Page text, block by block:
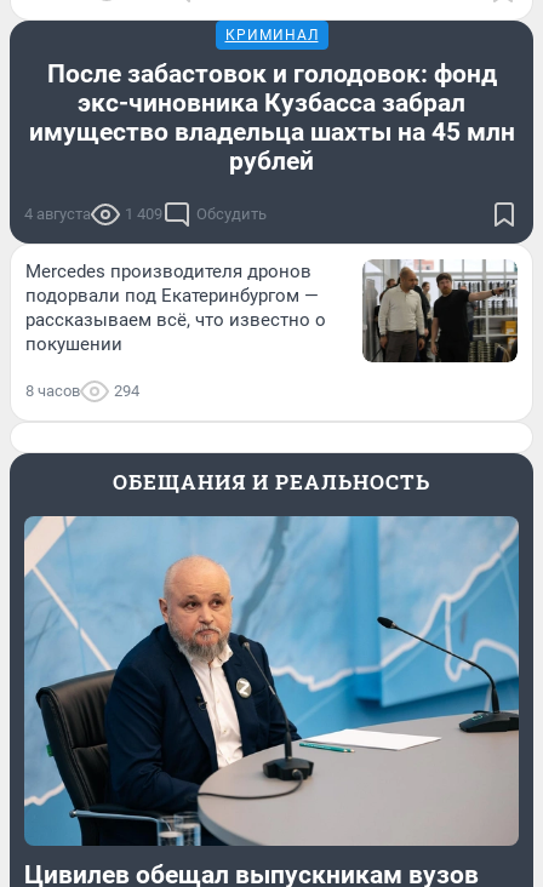
КРИМИНАЛ
После забастовок и голодовок: фонд
экс-чиновника Кузбасса забрал
имущество владельца шахты на 45 млн
рублей
4 августа 1 409 Обсудить
Mercedes производителя дронов
подорвали под Екатеринбургом —
рассказываем всё, что известно о
покушении
8 часов 294
ОБЕЩАНИЯ И РЕАЛЬНОСТЬ
Цивилев обещал выпускникам вузов